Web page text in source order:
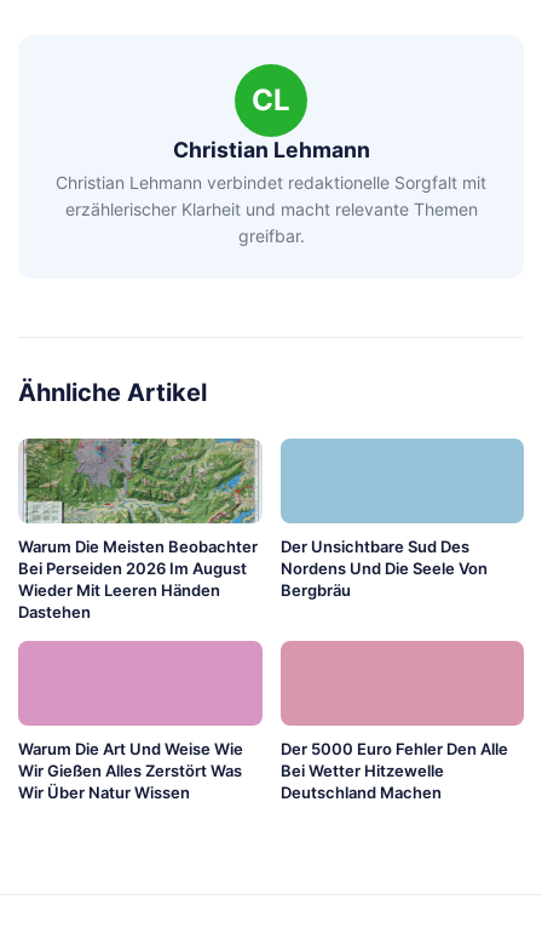
CL
Christian Lehmann
Christian Lehmann verbindet redaktionelle Sorgfalt mit
erzählerischer Klarheit und macht relevante Themen
greifbar.
Ähnliche Artikel
Warum Die Meisten Beobachter
Bei Perseiden 2026 Im August
Wieder Mit Leeren Händen
Dastehen
Der Unsichtbare Sud Des
Nordens Und Die Seele Von
Bergbräu
Warum Die Art Und Weise Wie
Wir Gießen Alles Zerstört Was
Wir Über Natur Wissen
Der 5000 Euro Fehler Den Alle
Bei Wetter Hitzewelle
Deutschland Machen